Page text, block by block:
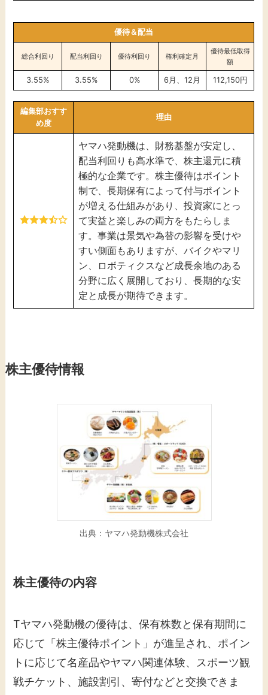
優待＆配当
総合利回り 配当利回り 優待利回り 権利確定月
優待最低取得
額
3.55% 3.55% 0% 6月、12月 112,150円
編集部おすす
め度
理由
ヤマハ発動機は、財務基盤が安定し、
配当利回りも高水準で、株主還元に積
極的な企業です。株主優待はポイント
制で、長期保有によって付与ポイント
が増える仕組みがあり、投資家にとっ
て実益と楽しみの両方をもたらしま
す。事業は景気や為替の影響を受けや
すい側面もありますが、バイクやマリ
ン、ロボティクスなど成長余地のある
分野に広く展開しており、長期的な安
定と成長が期待できます。
株主優待情報
出典：ヤマハ発動機株式会社
株主優待の内容
Tヤマハ発動機の優待は、保有株数と保有期間に
応じて「株主優待ポイント」が進呈され、ポイン
トに応じて名産品やヤマハ関連体験、スポーツ観
戦チケット、施設割引、寄付などと交換できま